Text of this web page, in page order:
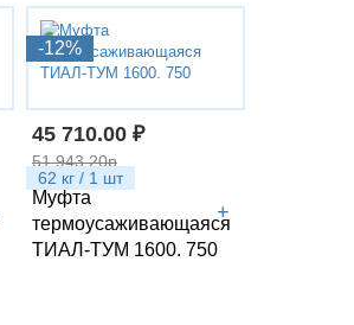
-12%
62 кг / 1 шт
45 710.00 ₽
+
51 943.20р
Муфта
термоусаживающаяся
ТИАЛ-ТУМ 1600. 750